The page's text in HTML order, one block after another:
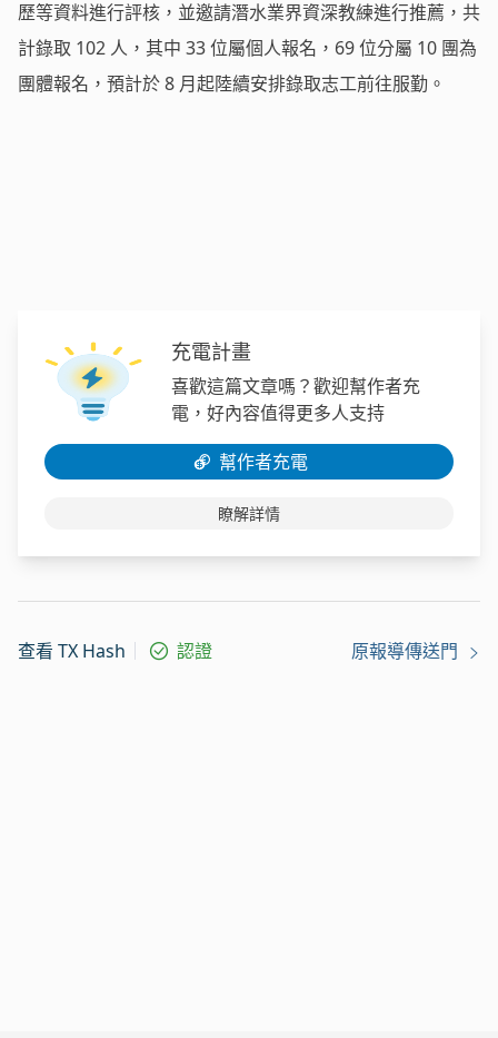
歷等資料進行評核，並邀請潛水業界資深教練進行推薦，共
計錄取 102 人，其中 33 位屬個人報名，69 位分屬 10 團為
團體報名，預計於 8 月起陸續安排錄取志工前往服勤。
充電計畫
喜歡這篇文章嗎？歡迎幫作者充
電，好內容值得更多人支持
幫作者充電
瞭解詳情
查看 TX Hash 認證 原報導傳送門